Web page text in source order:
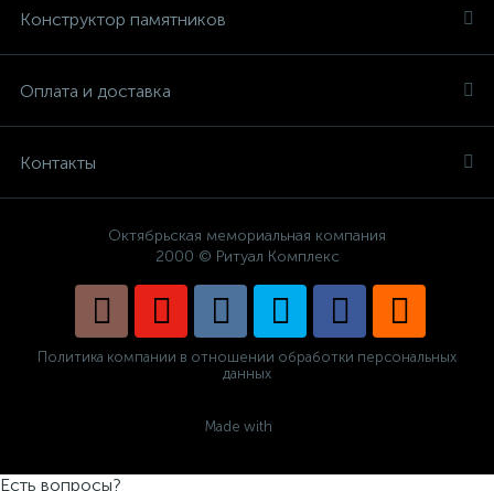
Конструктор памятников
Оплата и доставка
Контакты
Октябрьская мемориальная компания
2000 © Ритуал Комплекс
Политика компании в отношении обработки персональных
данных
Made with
Есть вопросы?